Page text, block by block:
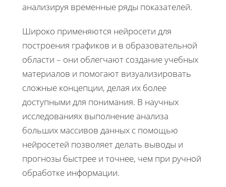
анализируя временные ряды показателей.
Широко применяются нейросети для
построения графиков и в образовательной
области – они облегчают создание учебных
материалов и помогают визуализировать
сложные концепции, делая их более
доступными для понимания. В научных
исследованиях выполнение анализа
больших массивов данных с помощью
нейросетей позволяет делать выводы и
прогнозы быстрее и точнее, чем при ручной
обработке информации.